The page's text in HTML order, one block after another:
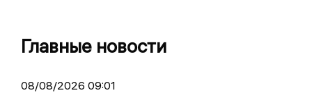
Главные новости
08/08/2026 09:01